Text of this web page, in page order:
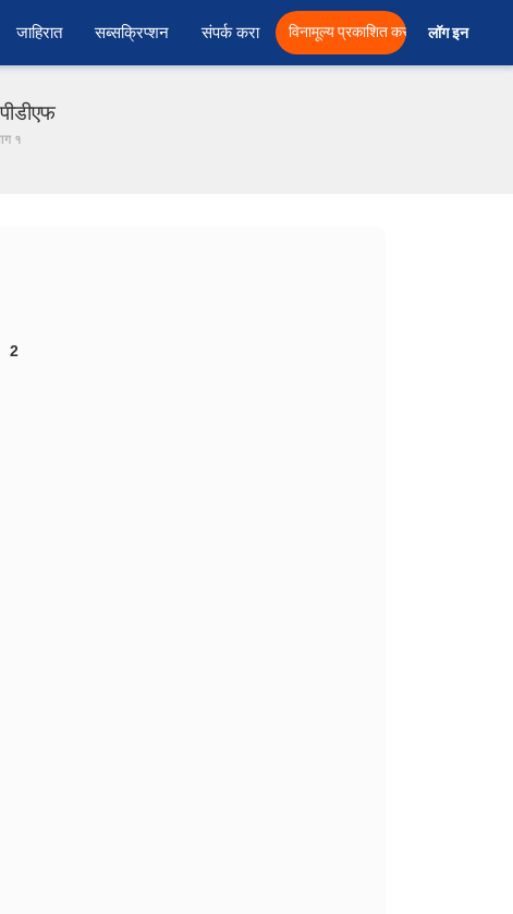
जाहिरात सब्सक्रिप्शन संपर्क करा विनामूल्य प्रकाशित करा लॉग इन
१
2